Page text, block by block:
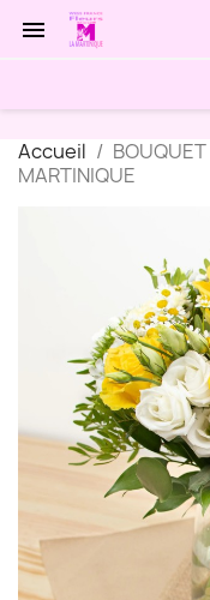

Accueil
BOUQUET
MARTINIQUE